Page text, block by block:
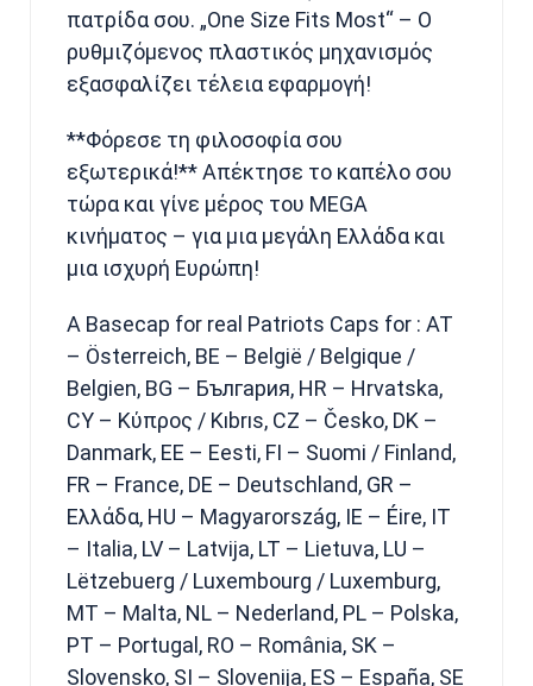
πατρίδα σου. „One Size Fits Most“ – Ο
ρυθμιζόμενος πλαστικός μηχανισμός
εξασφαλίζει τέλεια εφαρμογή!
**Φόρεσε τη φιλοσοφία σου
εξωτερικά!** Απέκτησε το καπέλο σου
τώρα και γίνε μέρος του MEGA
κινήματος – για μια μεγάλη Ελλάδα και
μια ισχυρή Ευρώπη!
A Basecap for real Patriots Caps for : AT
– Österreich, BE – België / Belgique /
Belgien, BG – България, HR – Hrvatska,
CY – Κύπρος / Kıbrıs, CZ – Česko, DK –
Danmark, EE – Eesti, FI – Suomi / Finland,
FR – France, DE – Deutschland, GR –
Ελλάδα, HU – Magyarország, IE – Éire, IT
– Italia, LV – Latvija, LT – Lietuva, LU –
Lëtzebuerg / Luxembourg / Luxemburg,
MT – Malta, NL – Nederland, PL – Polska,
PT – Portugal, RO – România, SK –
Slovensko, SI – Slovenija, ES – España, SE